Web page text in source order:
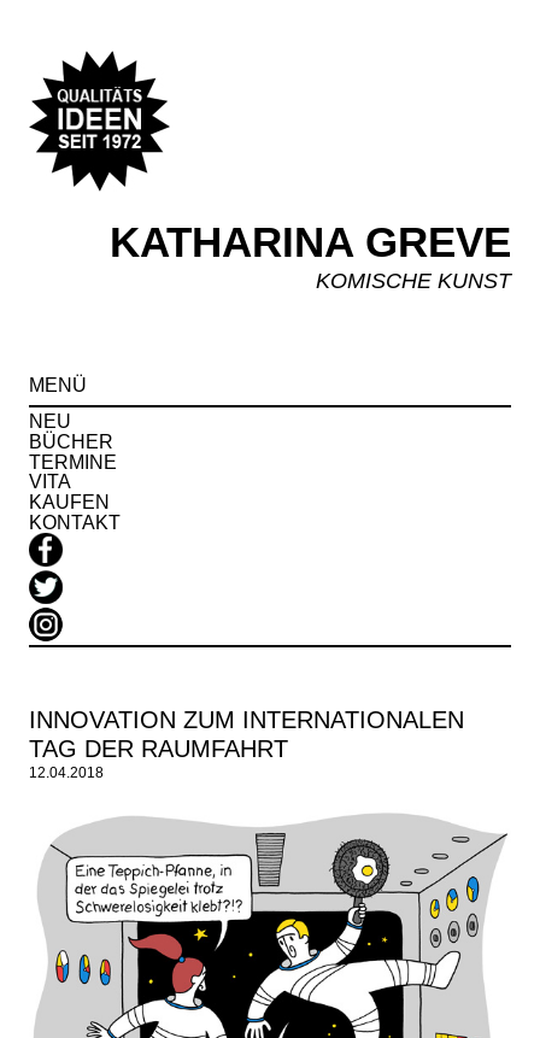
KATHARINA GREVE
KOMISCHE KUNST
MENÜ
NEU
BÜCHER
TERMINE
VITA
KAUFEN
KONTAKT
INNOVATION ZUM INTERNATIONALEN
TAG DER RAUMFAHRT
12.04.2018